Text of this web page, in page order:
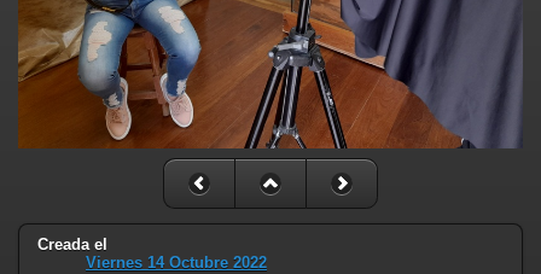
Creada el
Viernes 14 Octubre 2022